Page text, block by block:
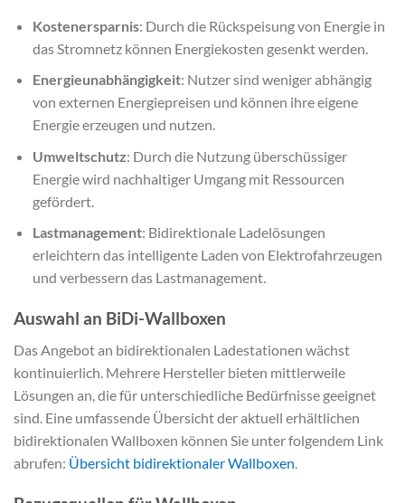
Kostenersparnis: Durch die Rückspeisung von Energie in
das Stromnetz können Energiekosten gesenkt werden.
Energieunabhängigkeit: Nutzer sind weniger abhängig
von externen Energiepreisen und können ihre eigene
Energie erzeugen und nutzen.
Umweltschutz: Durch die Nutzung überschüssiger
Energie wird nachhaltiger Umgang mit Ressourcen
gefördert.
Lastmanagement: Bidirektionale Ladelösungen
erleichtern das intelligente Laden von Elektrofahrzeugen
und verbessern das Lastmanagement.
Auswahl an BiDi-Wallboxen
Das Angebot an bidirektionalen Ladestationen wächst
kontinuierlich. Mehrere Hersteller bieten mittlerweile
Lösungen an, die für unterschiedliche Bedürfnisse geeignet
sind. Eine umfassende Übersicht der aktuell erhältlichen
bidirektionalen Wallboxen können Sie unter folgendem Link
abrufen: Übersicht bidirektionaler Wallboxen